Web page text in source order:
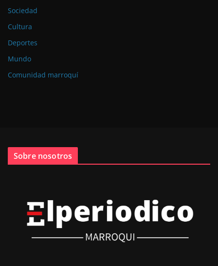
Sociedad
Cultura
Deportes
Mundo
Comunidad marroquí
Sobre nosotros